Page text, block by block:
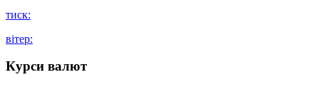
тиск:
вітер:
Курси валют